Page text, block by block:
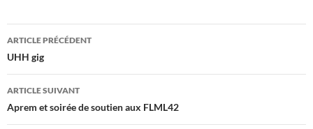
Navigation
des
articles
ARTICLE PRÉCÉDENT
UHH gig
ARTICLE SUIVANT
Aprem et soirée de soutien aux FLML42